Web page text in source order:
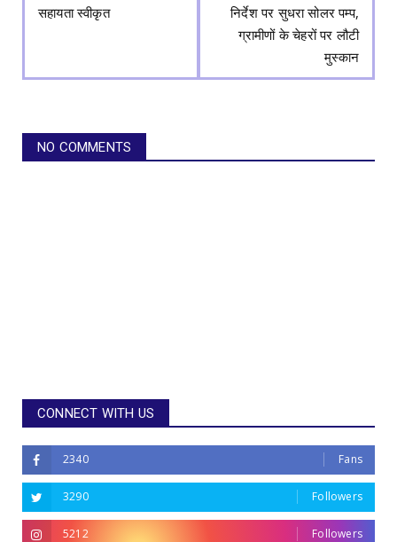
सहायता स्वीकृत
निर्देश पर सुधरा सोलर पम्प,
ग्रामीणों के चेहरों पर लौटी
मुस्कान
NO COMMENTS
CONNECT WITH US
2340 Fans
3290 Followers
5212 Followers